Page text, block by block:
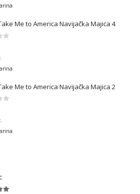
Me to America Navijačka Majica 4
Me to America Navijačka Majica 2
5